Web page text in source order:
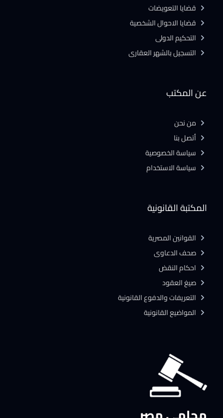
المكتبة القانونية
القوانين المصرية
صحف الدعاوى
احكام النقض
صيغ العقود
التعريفات والدفوع القانونية
المواضيع القانونية
عن المكتب
من نحن
أتصل بنا
سياسة الخصوصية
سياسة الاستخدام
قضايا التعويضات
قضايا الاحوال الشخصية
التحكيم الدولى
التسجيل بالشهر العقارى